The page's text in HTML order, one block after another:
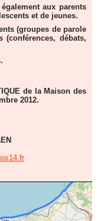
aux parents
et de jeunes.
(groupes de parole
(conférences, débats,
de la Maison des
2012.